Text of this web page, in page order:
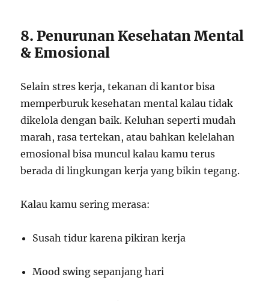
8. Penurunan Kesehatan Mental
& Emosional
Selain stres kerja, tekanan di kantor bisa
memperburuk kesehatan mental kalau tidak
dikelola dengan baik. Keluhan seperti mudah
marah, rasa tertekan, atau bahkan kelelahan
emosional bisa muncul kalau kamu terus
berada di lingkungan kerja yang bikin tegang.
Kalau kamu sering merasa:
Susah tidur karena pikiran kerja
Mood swing sepanjang hari